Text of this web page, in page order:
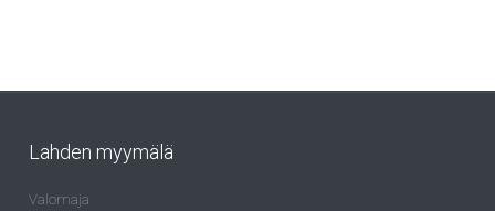
Lahden myymälä
Valomaja